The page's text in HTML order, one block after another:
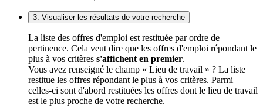
3. Visualiser les résultats de votre recherche
La liste des offres d'emploi est restituée par ordre de
pertinence. Cela veut dire que les offres d'emploi répondant le
plus à vos critères s'affichent en premier.
Vous avez renseigné le champ « Lieu de travail » ? La liste
restitue les offres répondant le plus à vos critères. Parmi
celles-ci sont d'abord restituées les offres dont le lieu de travail
est le plus proche de votre recherche.